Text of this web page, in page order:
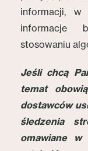
informacji, w
informacje
stosowaniu
Jeśli chcą
temat
dostawców
śledzenia
omawiane w